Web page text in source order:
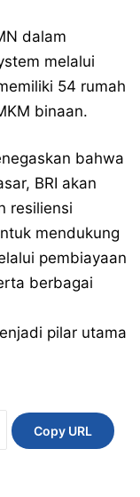
dalam
melalui
54 rumah
binaan.
bahwa
BRI akan
resiliensi
mendukung
pembiayaan
berbagai
pilar utama
Copy URL